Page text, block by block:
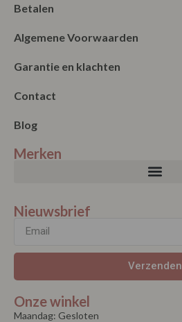
Betalen
Algemene Voorwaarden
Garantie en klachten
Contact
Blog
Merken
Nieuwsbrief
Verzenden
Onze winkel
Maandag: Gesloten